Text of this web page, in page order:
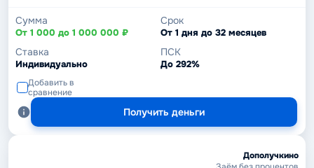
Сумма
От 1 000 до 1 000 000 ₽
Срок
От 1 дня до 32 месяцев
Ставка
Индивидуально
ПСК
До 292%
Добавить в
сравнение
Получить деньги
Дополучкино